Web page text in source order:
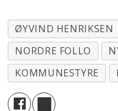
ØYVIND HENRIKSEN
NORDRE FOLLO
KOMMUNESTYRE